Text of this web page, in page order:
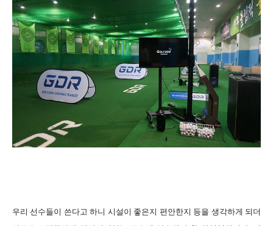
우리 선수들이 쓴다고 하니 시설이 좋은지 편안한지 등을 생각하게 되더